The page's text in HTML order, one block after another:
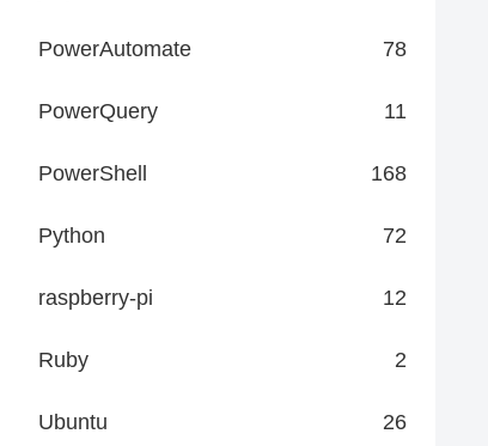
PowerAutomate 78
PowerQuery 11
PowerShell 168
Python 72
raspberry-pi 12
Ruby 2
Ubuntu 26